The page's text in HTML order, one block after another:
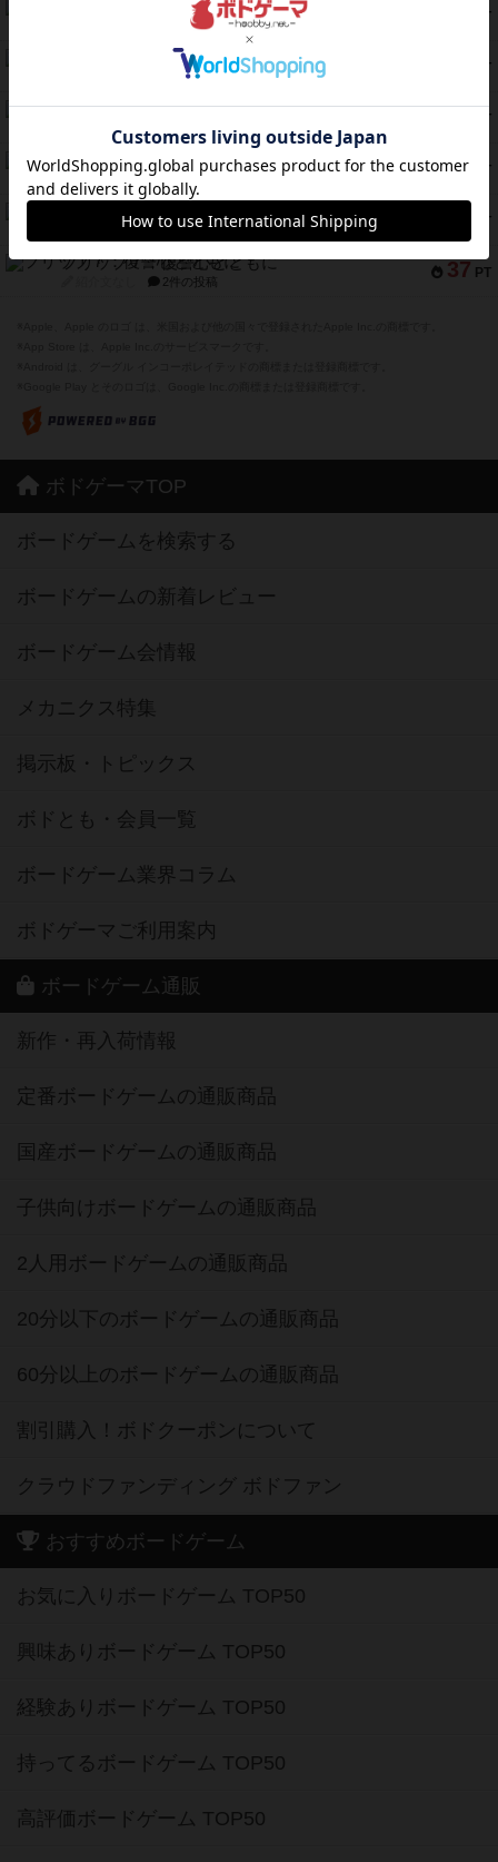
PT
クランク! ：冒険者たち（拡張）
4件の投稿
PT
1件の投稿
PT
スターマイン・ラミー ポケット
紹介文あり 2件の投稿
39 PT
海兵隊
紹介文あり 1件の投稿
PT
紹介文なし 1件の投稿
37 PT
フリップ７：復讐心とともに
2件の投稿
ボドゲーマTOP
ボードゲームを検索する
ボードゲームの新着レビュー
ボードゲーム会情報
メカニクス特集
掲示板・トピックス
ボドとも・会員一覧
ボードゲーム業界コラム
ボドゲーマご利用案内
ボードゲーム通販
新作・再入荷情報
定番ボードゲームの通販商品
国産ボードゲームの通販商品
子供向けボードゲームの通販商品
2人用ボードゲームの通販商品
20分以下のボードゲームの通販商品
60分以上のボードゲームの通販商品
割引購入！ボドクーポンについて
クラウドファンディング ボドファン
おすすめボードゲーム
お気に入りボードゲーム TOP50
興味ありボードゲーム TOP50
経験ありボードゲーム TOP50
持ってるボードゲーム TOP50
高評価ボードゲーム TOP50